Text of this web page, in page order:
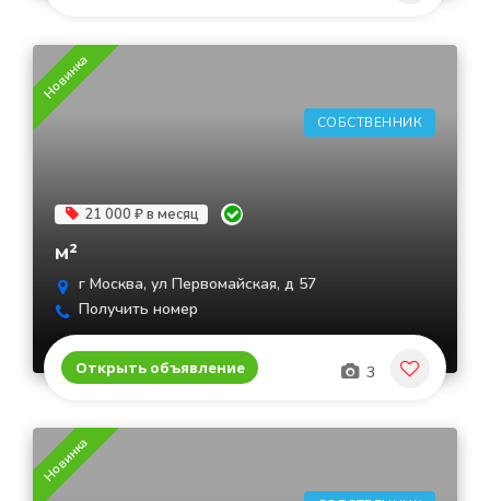
СОБСТВЕННИК
Новинка
21 000 ₽ в месяц
м²
г Москва, ул Первомайская, д 57
Получить номер
Открыть объявление 3
Новинка